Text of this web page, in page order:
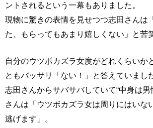
ントされるという一幕もありました。
現物に驚きの表情を見せつつ志田さんは
た、もらってもあまり嬉しくない」と苦
自分のウツボカズラ女度がどれくらいか
ともバッサリ「ない！」と答えていまし
志田さんからサバサバしていて“中身は男
さんは「ウツボカズラ女は周りにはいな
逃げます」。